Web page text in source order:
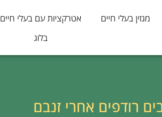
מגזין בעלי חיים אטרקציות עם בעלי חיים
בלוג
רודפים אחרי זנבם